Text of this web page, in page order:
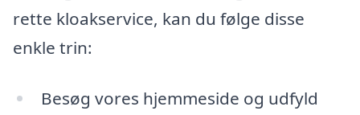
rette kloakservice, kan du følge disse
enkle trin:
Besøg vores hjemmeside og udfyld